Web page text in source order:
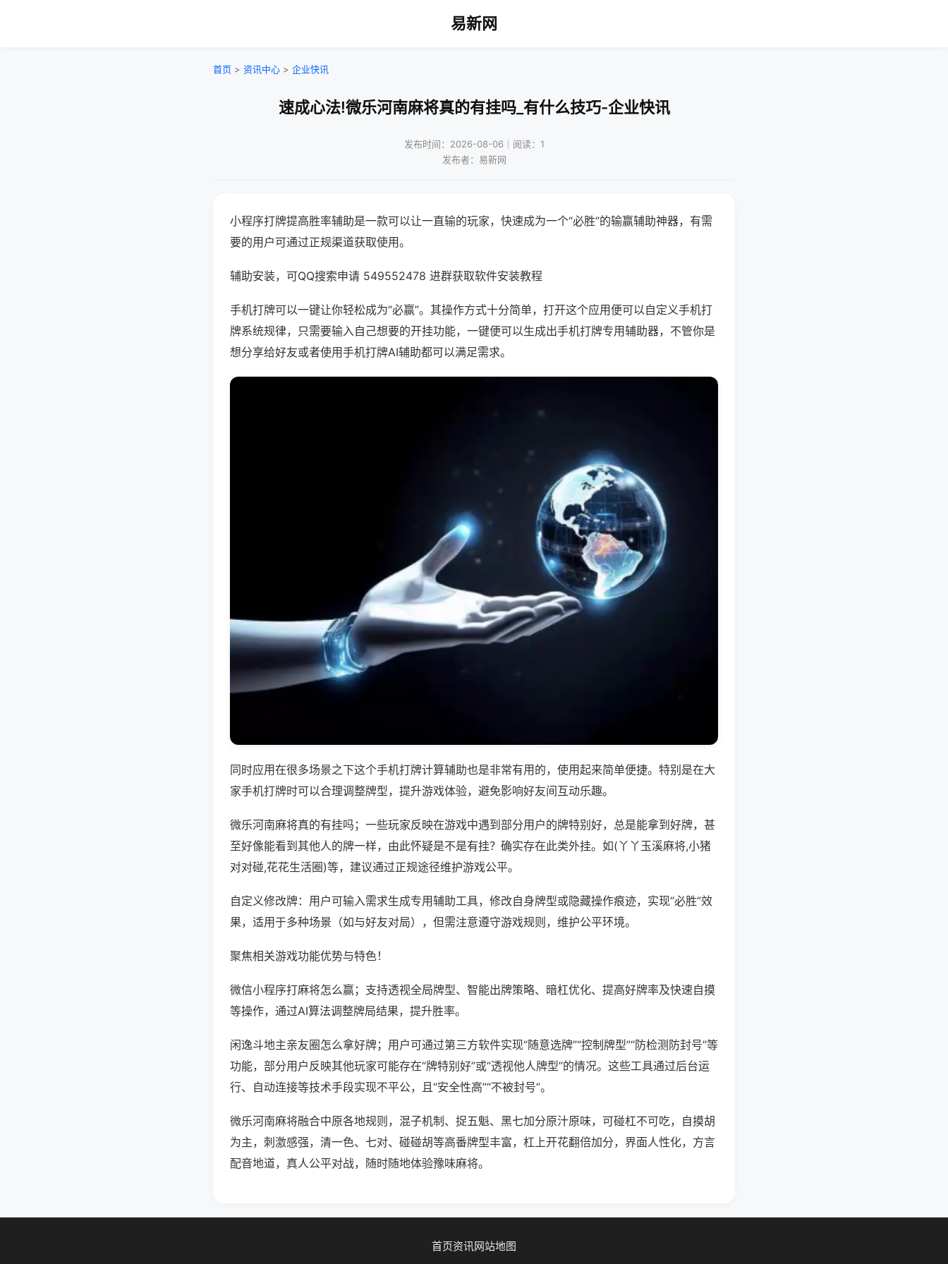
易新网
首页 > 资讯中心 > 企业快讯
速成心法!微乐河南麻将真的有挂吗_有什么技巧-企业快讯
发布时间：2026-08-06｜阅读：1
发布者：易新网
小程序打牌提高胜率辅助是一款可以让一直输的玩家，快速成为一个“必胜”的输赢辅助神器，有需
要的用户可通过正规渠道获取使用。
辅助安装，可QQ搜索申请 549552478 进群获取软件安装教程
手机打牌可以一键让你轻松成为“必赢”。其操作方式十分简单，打开这个应用便可以自定义手机打
牌系统规律，只需要输入自己想要的开挂功能，一键便可以生成出手机打牌专用辅助器，不管你是
想分享给好友或者使用手机打牌AI辅助都可以满足需求。
同时应用在很多场景之下这个手机打牌计算辅助也是非常有用的，使用起来简单便捷。特别是在大
家手机打牌时可以合理调整牌型，提升游戏体验，避免影响好友间互动乐趣。
微乐河南麻将真的有挂吗；一些玩家反映在游戏中遇到部分用户的牌特别好，总是能拿到好牌，甚
至好像能看到其他人的牌一样，由此怀疑是不是有挂？确实存在此类外挂。如(丫丫玉溪麻将,小猪
对对碰,花花生活圈)等，建议通过正规途径维护游戏公平。
自定义修改牌：用户可输入需求生成专用辅助工具，修改自身牌型或隐藏操作痕迹，实现“必胜”效
果，适用于多种场景（如与好友对局），但需注意遵守游戏规则，维护公平环境。
聚焦相关游戏功能优势与特色！
微信小程序打麻将怎么赢；支持透视全局牌型、智能出牌策略、暗杠优化、提高好牌率及快速自摸
等操作，通过AI算法调整牌局结果，提升胜率。
闲逸斗地主亲友圈怎么拿好牌；用户可通过第三方软件实现“随意选牌”“控制牌型”“防检测防封号”等
功能，部分用户反映其他玩家可能存在“牌特别好”或“透视他人牌型”的情况。这些工具通过后台运
行、自动连接等技术手段实现不平公，且“安全性高”“不被封号”。
微乐河南麻将融合中原各地规则，混子机制、捉五魁、黑七加分原汁原味，可碰杠不可吃，自摸胡
为主，刺激感强，清一色、七对、碰碰胡等高番牌型丰富，杠上开花翻倍加分，界面人性化，方言
配音地道，真人公平对战，随时随地体验豫味麻将。
首页资讯网站地图